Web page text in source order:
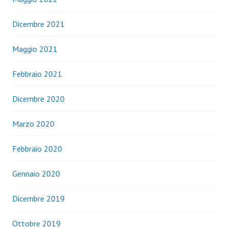
Dicembre 2021
Maggio 2021
Febbraio 2021
Dicembre 2020
Marzo 2020
Febbraio 2020
Gennaio 2020
Dicembre 2019
Ottobre 2019